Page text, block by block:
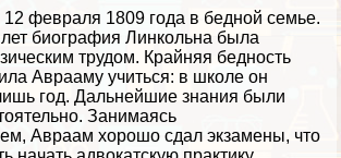
февраля 1809 года в бедной семье.
лет биография Линкольна была
трудом. Крайняя бедность
Аврааму учиться: в школе он
год. Дальнейшие знания были
Занимаясь
Авраам хорошо сдал экзамены, что